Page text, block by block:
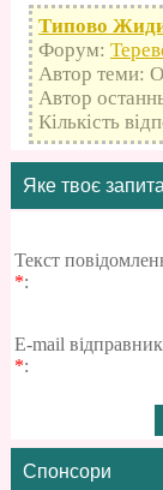
Типово Жиди
Форум:
Автор теми:
Автор
Кількість
Яке твоє
Текст
*:
E-mail
*:
Спонсори